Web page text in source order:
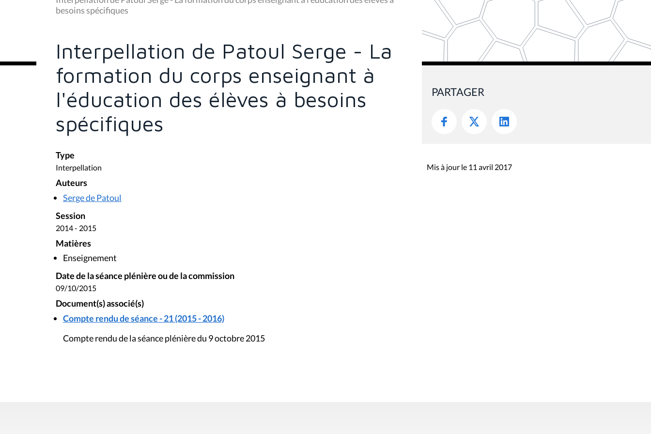
s
ê
:
besoins spécifiques
Interpellation de Patoul Serge - La
formation du corps enseignant à
l'éducation des élèves à besoins
spécifiques
Type
Interpellation
Auteurs
Serge de Patoul
Session
2014 - 2015
Matières
Enseignement
Date de la séance plénière ou de la commission
09/10/2015
Document(s) associé(s)
Compte rendu de séance - 21 (2015 - 2016)
Compte rendu de la séance plénière du 9 octobre 2015
PARTAGER
Mis à jour le 11 avril 2017